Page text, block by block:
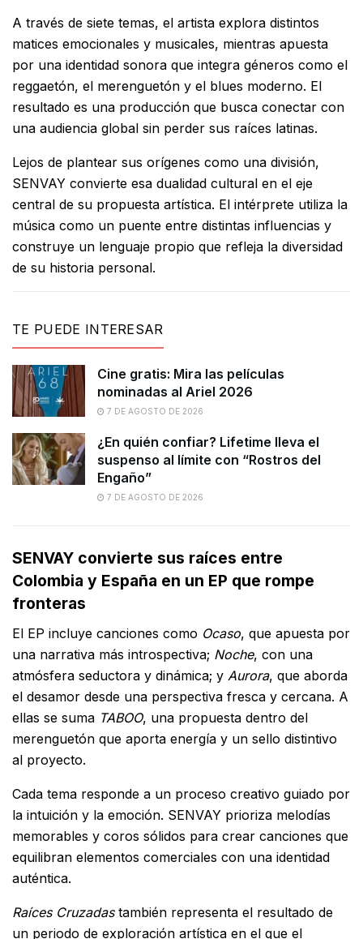
A través de siete temas, el artista explora distintos
matices emocionales y musicales, mientras apuesta
por una identidad sonora que integra géneros como el
reggaetón, el merenguetón y el blues moderno. El
resultado es una producción que busca conectar con
una audiencia global sin perder sus raíces latinas.
Lejos de plantear sus orígenes como una división,
SENVAY convierte esa dualidad cultural en el eje
central de su propuesta artística. El intérprete utiliza la
música como un puente entre distintas influencias y
construye un lenguaje propio que refleja la diversidad
de su historia personal.
TE PUEDE INTERESAR
Cine gratis: Mira las películas
nominadas al Ariel 2026
7 DE AGOSTO DE 2026
¿En quién confiar? Lifetime lleva el
suspenso al límite con “Rostros del
Engaño”
7 DE AGOSTO DE 2026
SENVAY convierte sus raíces entre
Colombia y España en un EP que rompe
fronteras
El EP incluye canciones como Ocaso, que apuesta por
una narrativa más introspectiva; Noche, con una
atmósfera seductora y dinámica; y Aurora, que aborda
el desamor desde una perspectiva fresca y cercana. A
ellas se suma TABOO, una propuesta dentro del
merenguetón que aporta energía y un sello distintivo
al proyecto.
Cada tema responde a un proceso creativo guiado por
la intuición y la emoción. SENVAY prioriza melodías
memorables y coros sólidos para crear canciones que
equilibran elementos comerciales con una identidad
auténtica.
Raíces Cruzadastambién representa el resultado de
un periodo de exploración artística en el que el